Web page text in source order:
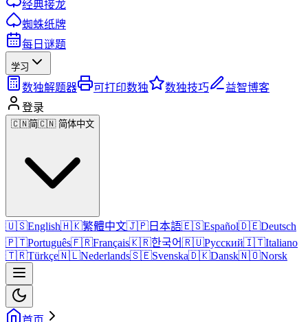
经典接龙
蜘蛛纸牌
每日谜题
学习
数独解题器 可打印数独 数独技巧
益智博客
登录
🇨🇳简🇨🇳 简体中文
🇺🇸English🇭🇰繁體中文🇯🇵 日本語🇪🇸Español🇩🇪Deutsch
🇵🇹Português🇫🇷Français🇰🇷한국어🇷🇺Русский🇮🇹Italiano
🇹🇷Türkçe🇳🇱Nederlands🇸🇪Svenska🇩🇰Dansk🇳🇴Norsk